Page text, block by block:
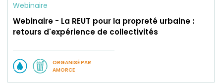
Webinaire
Webinaire - La REUT pour la propreté urbaine :
retours d'expérience de collectivités
ORGANISÉ PAR
AMORCE